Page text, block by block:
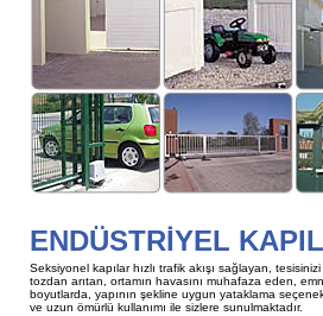
ENDÜSTRİYEL
Seksiyonel kapılar hızlı trafik akışı sağlayan,
tozdan arıtan, ortamın havasını muhafaza eden,
boyutlarda, yapının şekline uygun yataklama
ve uzun ömürlü kullanımı ile sizlere sunulmaktadır.